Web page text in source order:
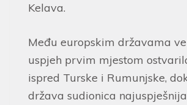
Kelava.
Među europskim državama
uspjeh prvim mjestom
ispred Turske i Rumunjske,
država sudionica